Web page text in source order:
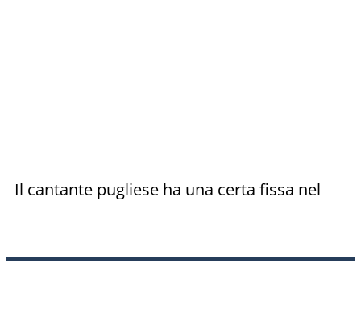
Il cantante pugliese ha una certa fissa nel